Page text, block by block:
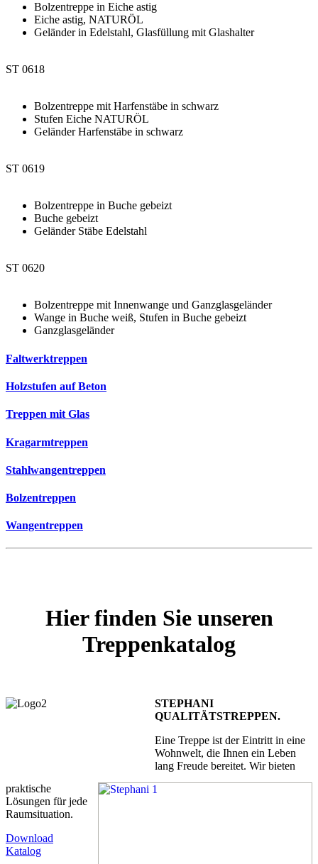
Bolzentreppe in Eiche astig
Eiche astig, NATURÖL
Geländer in Edelstahl, Glasfüllung mit Glashalter
ST 0618
Bolzentreppe mit Harfenstäbe in schwarz
Stufen Eiche NATURÖL
Geländer Harfenstäbe in schwarz
ST 0619
Bolzentreppe in Buche gebeizt
Buche gebeizt
Geländer Stäbe Edelstahl
ST 0620
Bolzentreppe mit Innenwange und Ganzglasgeländer
Wange in Buche weiß, Stufen in Buche gebeizt
Ganzglasgeländer
Faltwerktreppen
Holzstufen auf Beton
Treppen mit Glas
Kragarmtreppen
Stahlwangentreppen
Bolzentreppen
Wangentreppen
Hier finden Sie unseren
Treppenkatalog
STEPHANI
QUALITÄTSTREPPEN.
Eine Treppe ist der Eintritt in eine
Wohnwelt, die Ihnen ein Leben
lang Freude bereitet. Wir bieten
praktische
Lösungen für jede
Raumsituation.
Download
Katalog